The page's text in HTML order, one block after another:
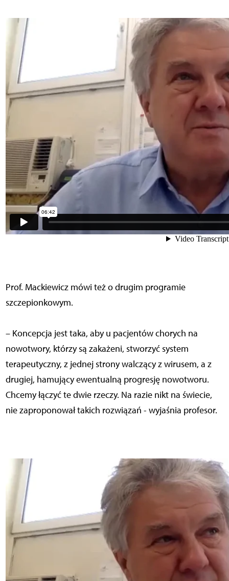
Prof. Mackiewicz mówi też o drugim programie
szczepionkowym.
– Koncepcja jest taka, aby u pacjentów chorych na
nowotwory, którzy są zakażeni, stworzyć system
terapeutyczny, z jednej strony walczący z wirusem, a z
drugiej, hamujący ewentualną progresję nowotworu.
Chcemy łączyć te dwie rzeczy. Na razie nikt na świecie,
nie zaproponował takich rozwiązań - wyjaśnia profesor.